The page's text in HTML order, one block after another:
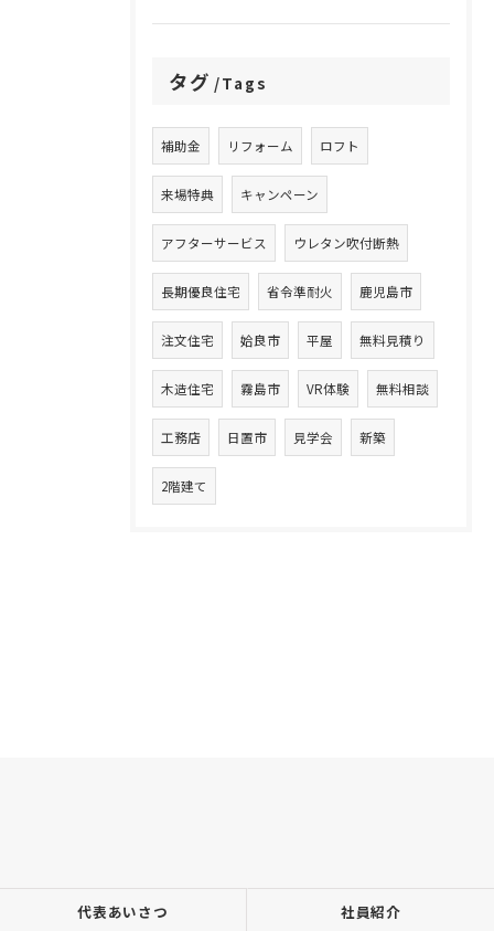
タグ Tags
補助金 リフォーム ロフト
来場特典 キャンペーン
アフターサービス ウレタン吹付断熱
長期優良住宅 省令準耐火 鹿児島市
注文住宅 姶良市 平屋 無料見積り
木造住宅 霧島市 VR体験 無料相談
工務店 日置市 見学会 新築
2階建て
代表あいさつ 社員紹介